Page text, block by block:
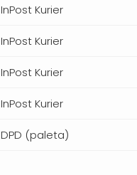
InPost Kurier
InPost Kurier
InPost Kurier
InPost Kurier
DPD (paleta)